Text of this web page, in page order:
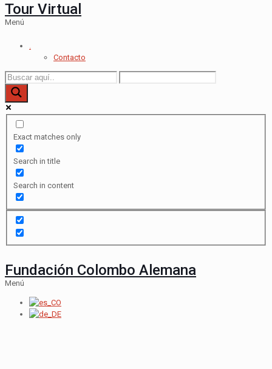
Tour Virtual
Menú
.
Contacto
Exact matches only
Search in title
Search in content
Fundación Colombo Alemana
Menú